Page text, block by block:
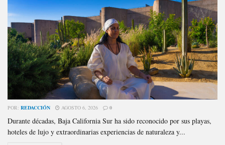
POR: REDACCIÓN AGOSTO 6, 2026 0
Durante décadas, Baja California Sur ha sido reconocido por sus playas,
hoteles de lujo y extraordinarias experiencias de naturaleza y...